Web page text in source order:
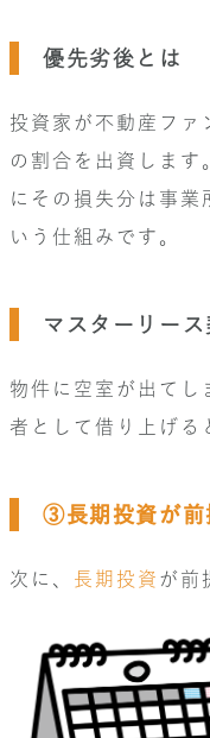
優先劣後とは
投資家が不動産ファ
の割合を出資します
にその損失分は事業
いう仕組みです。
マスターリース
物件に空室が出てし
者として借り上げる
③長期投資が前
次に、 長期投資 が前